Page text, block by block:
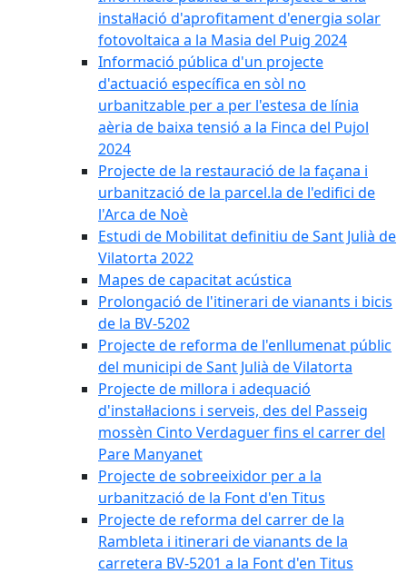
instal·lació d'aprofitament d'energia solar
fotovoltaica a la Masia del Puig 2024
Informació pública d'un projecte
d'actuació específica en sòl no
urbanitzable per a per l'estesa de línia
aèria de baixa tensió a la Finca del Pujol
2024
Projecte de la restauració de la façana i
urbanització de la parcel.la de l'edifici de
l'Arca de Noè
Estudi de Mobilitat definitiu de Sant Julià de
Vilatorta 2022
Mapes de capacitat acústica
Prolongació de l'itinerari de vianants i bicis
de la BV-5202
Projecte de reforma de l'enllumenat públic
del municipi de Sant Julià de Vilatorta
Projecte de millora i adequació
d'instal·lacions i serveis, des del Passeig
mossèn Cinto Verdaguer fins el carrer del
Pare Manyanet
Projecte de sobreeixidor per a la
urbanització de la Font d'en Titus
Projecte de reforma del carrer de la
Rambleta i itinerari de vianants de la
carretera BV-5201 a la Font d'en Titus